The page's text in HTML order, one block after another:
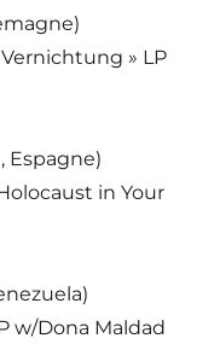
» LP
Espagne)
in Your
w/Dona Maldad